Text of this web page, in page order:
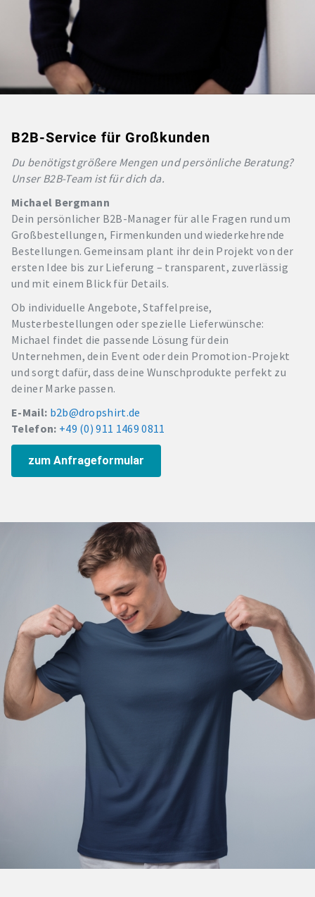
B2B-Service für Großkunden
Du benötigst größere Mengen und persönliche Beratung?
Unser B2B-Team ist für dich da.
Michael Bergmann
Dein persönlicher B2B-Manager für alle Fragen rund um
Großbestellungen, Firmenkunden und wiederkehrende
Bestellungen. Gemeinsam plant ihr dein Projekt von der
ersten Idee bis zur Lieferung – transparent, zuverlässig
und mit einem Blick für Details.
Ob individuelle Angebote, Staffelpreise,
Musterbestellungen oder spezielle Lieferwünsche:
Michael findet die passende Lösung für dein
Unternehmen, dein Event oder dein Promotion-Projekt
und sorgt dafür, dass deine Wunschprodukte perfekt zu
deiner Marke passen.
E-Mail: b2b@dropshirt.de
Telefon: +49 (0) 911 1469 0811
zum Anfrageformular